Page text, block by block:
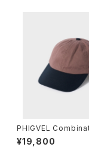
PHIGVEL
Cap
¥19,800